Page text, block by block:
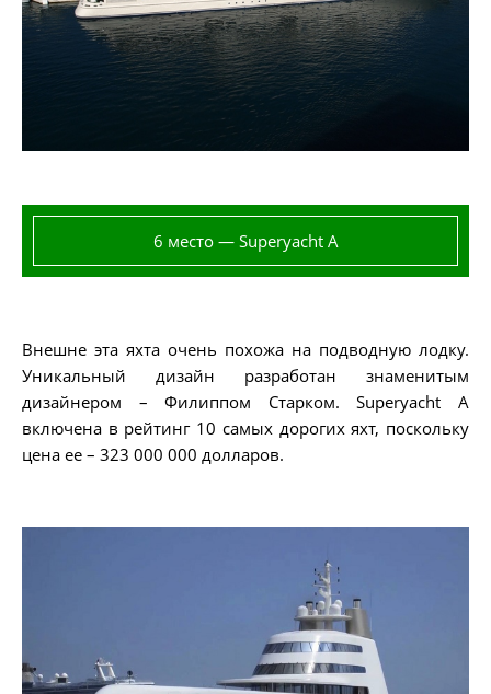
6 место — Superyacht A
Внешне эта яхта очень похожа на подводную лодку.
Уникальный дизайн разработан знаменитым
дизайнером – Филиппом Старком. Superyacht A
включена в рейтинг 10 самых дорогих яхт, поскольку
цена ее – 323 000 000 долларов.